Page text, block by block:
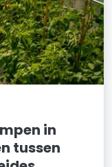
in
tussen